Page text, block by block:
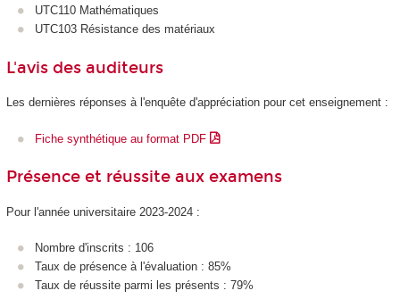
UTC110 Mathématiques
UTC103 Résistance des matériaux
L'avis des auditeurs
Les dernières réponses à l'enquête d'appréciation pour cet enseignement :
Fiche synthétique au format PDF
Présence et réussite aux examens
Pour l'année universitaire 2023-2024 :
Nombre d'inscrits : 106
Taux de présence à l'évaluation : 85%
Taux de réussite parmi les présents : 79%